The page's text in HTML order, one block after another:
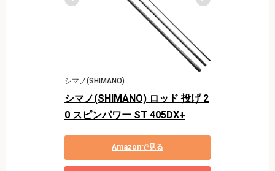
シマノ(SHIMANO)
シマノ(SHIMANO) ロッド 投げ 2
0 スピンパワー ST 405DX+
Amazonで見る